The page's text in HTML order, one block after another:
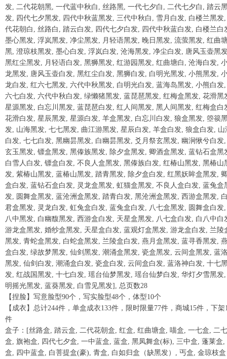
发, 二代花朝黑, 一代蓝中秋白, 丝路黑, 一代七夕白, 二代七夕白, 踏云
发, 四代七夕黑发, 四代中秋蓝黑发, 三代中秋白, 雪月白发, 白楼兰黑发
代花朝白, 丝路白, 踏云白发, 四代七夕白发, 四代中秋蓝白发, 白楼兰白
墨心黑发, 浮岚黑发, 净尘黑发, 月轻语黑发, 晚日黑发, 流萤黑发, 红曲
黑, 澄琼枝黑发, 墨心白发, 浮岚白发, 沧海黑发, 净尘白发, 唐风玉壶黑
黑红尘黑发, 月轻语白发, 黑狮黑发, 红游园黑发, 红曲塘白, 沧海白发,
龙黑发, 唐风玉壶白发, 黑红尘白发, 黑狮白发, 白明光黑发, 小熊黑发,
龙白发, 红六七黑发, 六代中秋黑发, 白明光白发, 蓝海岛黑发, 小熊白发
六七白发, 六代中秋白发, 绿懒猪黑发, 蓝琵琶黑发, 红梅盒黑发, 花滑黑
星源黑发, 白忘川黑发, 蓝琵琶白发, 红人间黑发, 黑人间黑发, 红梅盒白
花滑白发, 星辰黑发, 星源白发, 羊盒黑发, 白忘川白发, 狼盒黑发, 箜篌
发, 山海黑发, 七七黑发, 曲江游黑发, 星辰白发, 羊盒白发, 狼盒白发, 山
白发, 七七白发, 黑幽昙黑发, 白幽昙黑发, 爻月祭玄黑发, 幽涧愀兮白发
玄玉黑发, 镖盒黑发, 黑傣族黑发, 除夕盒黑发, 卿酒盒黑发, 蓝钻石盒黑
白雪人白发, 镖盒白发, 不良人盒黑发, 黑傣族白发, 红椿山黑发, 黑椿山
发, 紫椿山黑发, 蓝椿山黑发, 踏青黑发, 除夕盒白发, 红黑妖眸盒黑发,
盒白发, 蓝钻石盒白发, 灵龙盒黑发, 虹猫盒黑发, 不良人盒白发, 蓝兔盒
发, 圆舞盒黑发, 蓝沧洲盒黑发, 踏青白发, 黑沧洲盒黑发, 西游盒黑发,
君盒黑发, 灵龙白发, 虹兔盒白发, 蓝兔盒白发, 八七盒黑发, 圆舞盒白发
八中黑发, 白幽馥黑发, 西游盒白发, 天星盒黑发, 八七盒白发, 白八中白
游龙盒黑发, 婚纱盒黑发, 天星盒白发, 蓝观灯盒黑发, 游龙盒白发, 兰陵
黑发, 青蛇盒黑发, 白蛇盒黑发, 兰陵盒白发, 燕月盒黑发, 蓝寻香黑发,
盒白发, 绿故梦黑发, 仙剑黑发, 潮涌盒黑发, 瓷盒黑发, 云间盒黑发, 蓝
黑发, 仙剑白发, 潮涌盒白发, 瓷盒白发, 云间盒白发, 蓝洛神白发, 十七
发, 红战国黑发, 十七白发, 瑶台仙梦黑发, 瑶台仙梦白发, 华灯夕雪黑发
明摇光黑发, 蓝葵黑发, 白雪见黑发], 总页数28
【捏脸】写意脸型90个，写实脸型48个，体型10个
【成衣】总计244件，单盒成衣133件，限时限量77件，商城15件，下架
件
盒子：[丝路盒, 踏云盒, 二代花朝盒, 红盒, 红曲塘盒, 喵盒, 一七盒, 二七
盒, 旗袍盒, 四代七夕盒, 一中蓝盒, 蓝盒, 黑凤舞盒(标), 三中盒, 蓬莱盒,
盒, 四中蓝盒, 白菩提盒(豪), 青盒, 白如归盒（缺黑发）, 丐盒, 金琼枝盒